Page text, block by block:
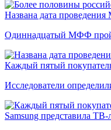
Названа дата
Одиннадцатый МФФ
Каждый пятый
Исследователи
Samsung представила